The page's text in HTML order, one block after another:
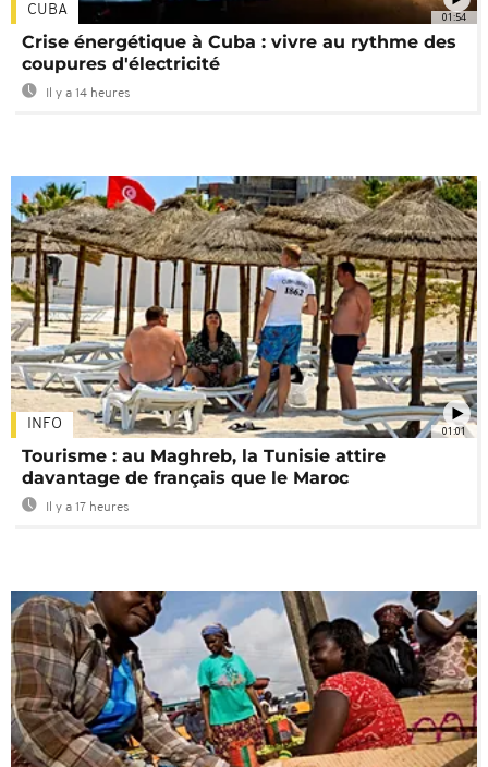
01:54
CUBA
Crise énergétique à Cuba : vivre au rythme des
coupures d'électricité
Il y a 14 heures
01:01
INFO
Tourisme : au Maghreb, la Tunisie attire
davantage de français que le Maroc
Il y a 17 heures